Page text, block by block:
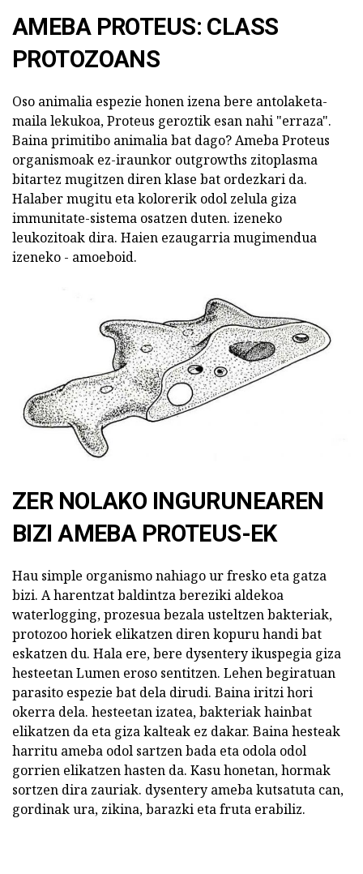
AMEBA PROTEUS: CLASS
PROTOZOANS
Oso animalia espezie honen izena bere antolaketa-
maila lekukoa, Proteus geroztik esan nahi "erraza".
Baina primitibo animalia bat dago? Ameba Proteus
organismoak ez-iraunkor outgrowths zitoplasma
bitartez mugitzen diren klase bat ordezkari da.
Halaber mugitu eta kolorerik odol zelula giza
immunitate-sistema osatzen duten. izeneko
leukozitoak dira. Haien ezaugarria mugimendua
izeneko - amoeboid.
ZER NOLAKO INGURUNEAREN
BIZI AMEBA PROTEUS-EK
Hau simple organismo nahiago ur fresko eta gatza
bizi. A harentzat baldintza bereziki aldekoa
waterlogging, prozesua bezala usteltzen bakteriak,
protozoo horiek elikatzen diren kopuru handi bat
eskatzen du. Hala ere, bere dysentery ikuspegia giza
hesteetan Lumen eroso sentitzen. Lehen begiratuan
parasito espezie bat dela dirudi. Baina iritzi hori
okerra dela. hesteetan izatea, bakteriak hainbat
elikatzen da eta giza kalteak ez dakar. Baina hesteak
harritu ameba odol sartzen bada eta odola odol
gorrien elikatzen hasten da. Kasu honetan, hormak
sortzen dira zauriak. dysentery ameba kutsatuta can,
gordinak ura, zikina, barazki eta fruta erabiliz.